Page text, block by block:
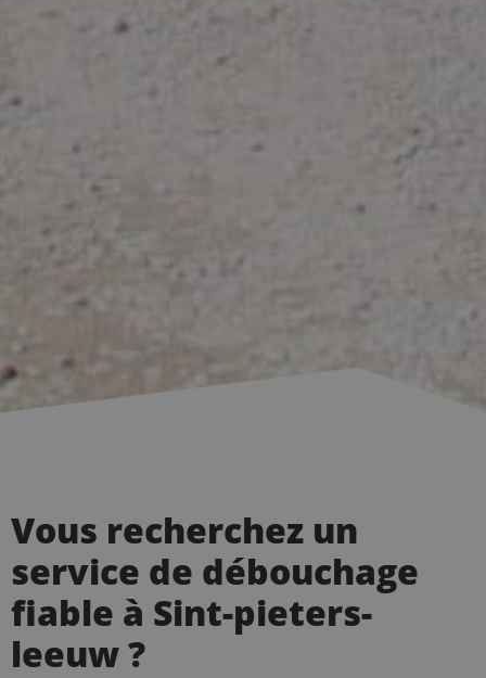
Vous recherchez un
service de débouchage
fiable à Sint-pieters-
leeuw ?